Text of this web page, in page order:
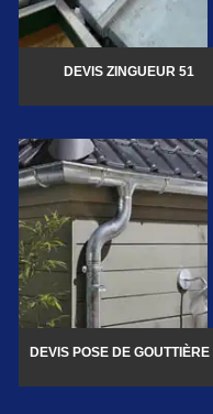
DEVIS ZINGUEUR 51
DEVIS POSE DE GOUTTIÈRE